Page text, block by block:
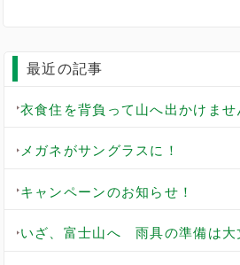
最近の記事
衣食住を背負って山へ出かけませ
メガネがサングラスに！
キャンペーンのお知らせ！
いざ、富士山へ 雨具の準備は大